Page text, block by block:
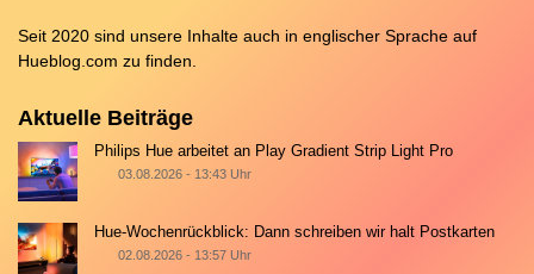
Seit 2020 sind unsere Inhalte auch in englischer Sprache auf
Hueblog.com zu finden.
Aktuelle Beiträge
Philips Hue arbeitet an Play Gradient Strip Light Pro
03.08.2026 - 13:43 Uhr
Hue-Wochenrückblick: Dann schreiben wir halt Postkarten
02.08.2026 - 13:57 Uhr